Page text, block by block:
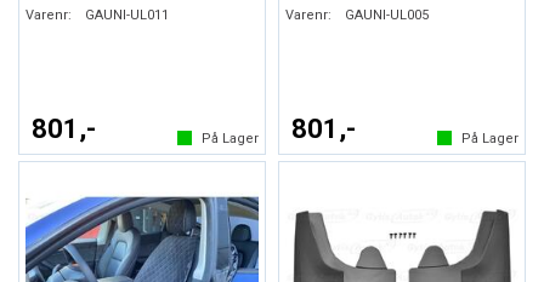
Varenr: GAUNI-UL011
801,- På Lager
Varenr: GAUNI-UL005
801,- På Lager